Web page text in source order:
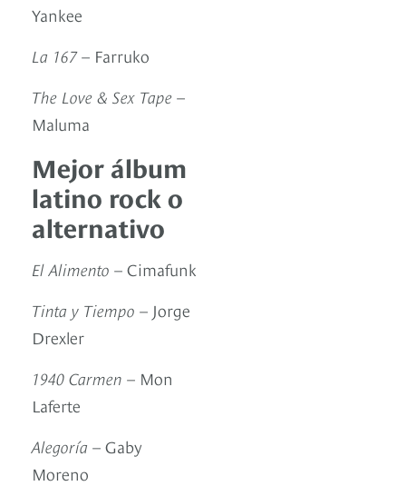
Yankee
La 167– Farruko
The Love & Sex Tape –
Maluma
Mejor álbum
latino rock o
alternativo
El Alimento – Cimafunk
Tinta y Tiempo – Jorge
Drexler
1940 Carmen – Mon
Laferte
Alegoría – Gaby
Moreno